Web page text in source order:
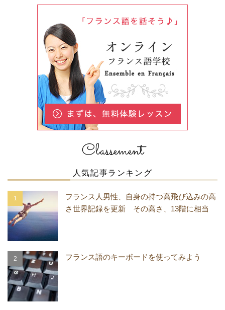
Classement
人気記事ランキング
フランス人男性、自身の持つ高飛び込みの高
さ世界記録を更新 その高さ、13階に相当
フランス語のキーボードを使ってみよう